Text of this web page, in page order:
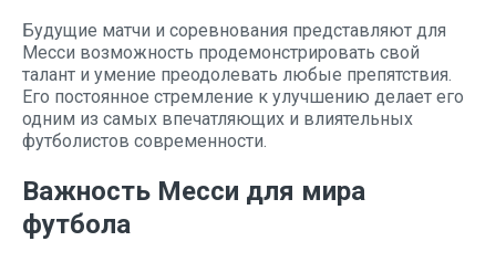
Будущие матчи и соревнования представляют для
Месси возможность продемонстрировать свой
талант и умение преодолевать любые препятствия.
Его постоянное стремление к улучшению делает его
одним из самых впечатляющих и влиятельных
футболистов современности.
Важность Месси для мира
футбола